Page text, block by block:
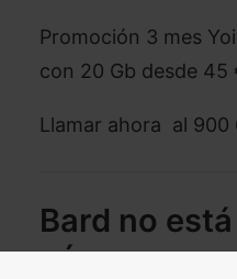
Promoción 3 mes
con 20 Gb desde 45
Llamar ahora al 900
Bard no
aún